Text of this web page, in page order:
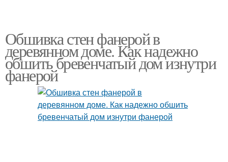
Обшивка стен фанерой в
деревянном доме. Как надежно
обшить бревенчатый дом изнутри
фанерой